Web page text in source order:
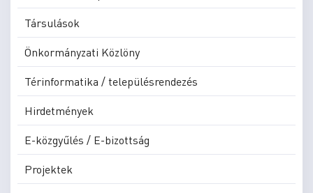
Társulások
Önkormányzati Közlöny
Térinformatika / településrendezés
Hirdetmények
E-közgyűlés / E-bizottság
Projektek